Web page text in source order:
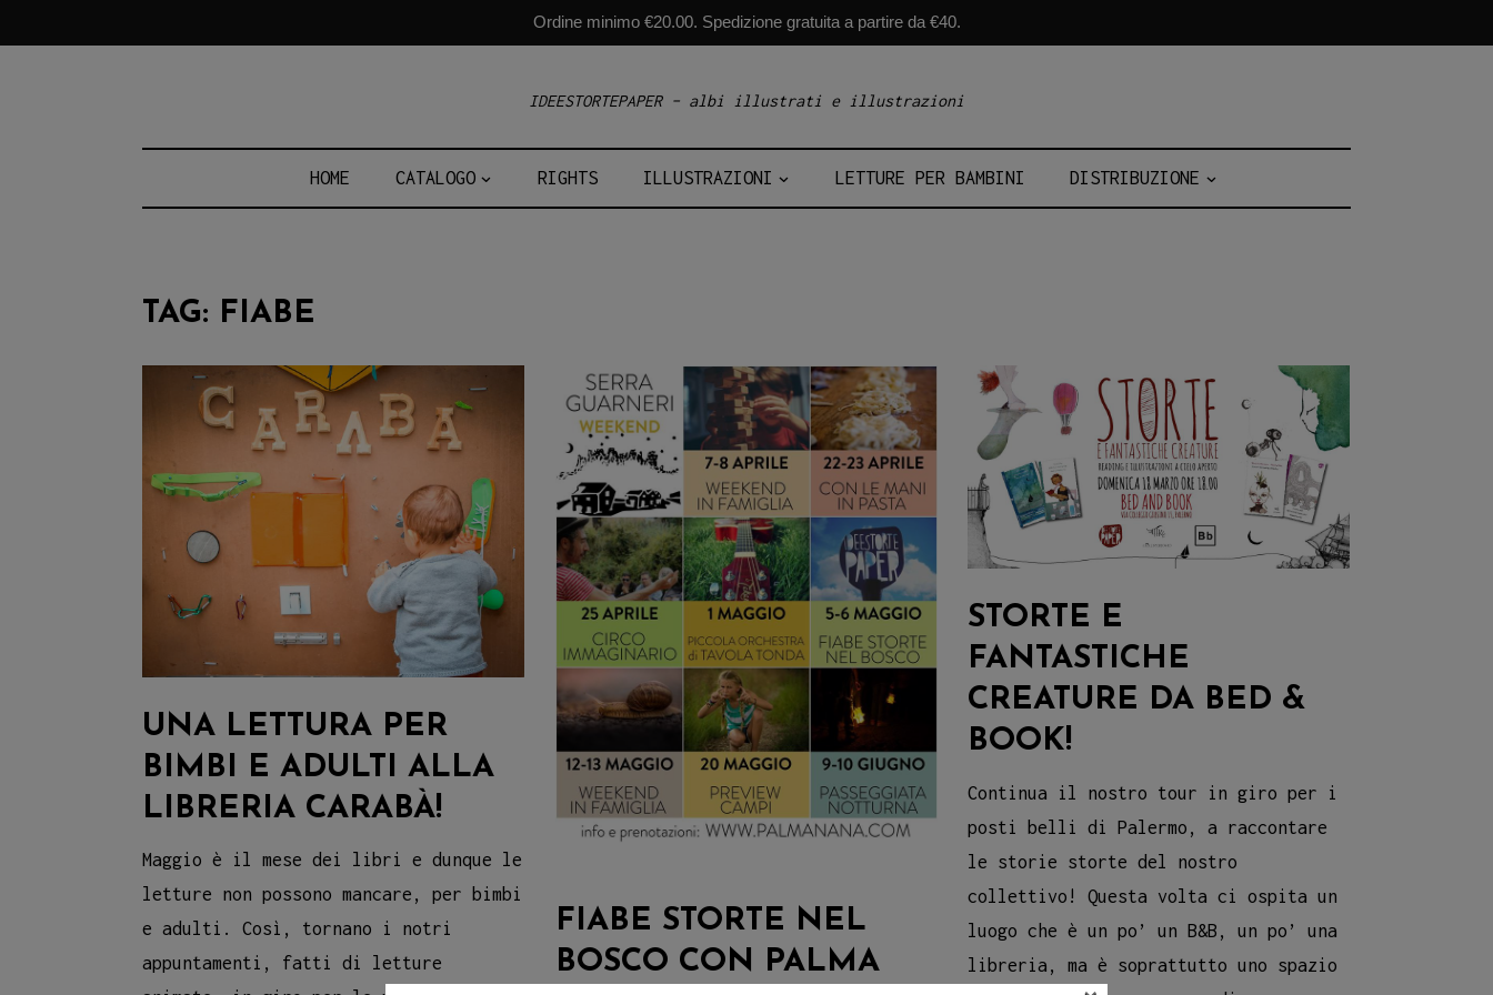
Ordine minimo €20.00. Spedizione gratuita a partire da €40.
IDEESTORTEPAPER – albi illustrati e illustrazioni
HOME CATALOGO RIGHTS ILLUSTRAZIONI LETTURE PER BAMBINI DISTRIBUZIONE
TAG: FIABE
UNA LETTURA PER
BIMBI E ADULTI ALLA
LIBRERIA CARABÀ!
Maggio è il mese dei libri e dunque le
letture non possono mancare, per bimbi
e adulti. Così, tornano i notri
appuntamenti, fatti di letture
FIABE STORTE NEL
BOSCO CON PALMA
STORTE E
FANTASTICHE
CREATURE DA BED &
BOOK!
Continua il nostro tour in giro per i
posti belli di Palermo, a raccontare
le storie storte del nostro
collettivo! Questa volta ci ospita un
luogo che è un po’ un B&B, un po’ una
libreria, ma è soprattutto uno spazio